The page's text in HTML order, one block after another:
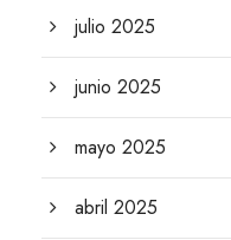
julio 2025
junio 2025
mayo 2025
abril 2025